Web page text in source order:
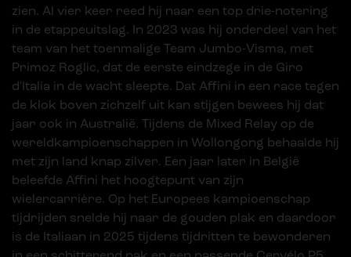
zien. Al vier keer reed hij naar een top drie-notering
in de etappeuitslag. In 2023 was hij onderdeel van het
team van het toenmalige Team Jumbo-Visma, met
Primoz Roglic, dat de eerste eindzege in de Giro
d'Italia in de wacht sleepte. Dat Affini in een race tegen
de klok boven zichzelf uit kan stijgen bewees hij dat
jaar ook in Australië. Tijdens de Mixed Relay op de
wereldkampioenschappen in Wollongong behaalde hij
met zijn land knap zilver. Een jaar later in België
beleefde Affini het hoogtepunt van zijn
wielercarrière. Op het Europees kampioenschap
tijdrijden snelde hij naar de gouden plak en daardoor
is de Italiaan in 2025 tijdens tijdritten te bewonderen